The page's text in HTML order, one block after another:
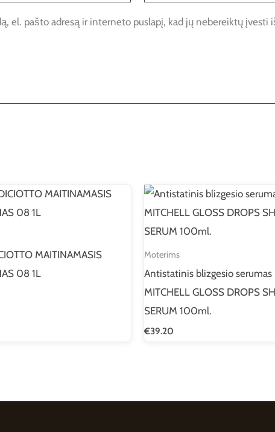
el. pašto adresą ir interneto puslapį, kad jų nebereiktų įvesti
MAITINAMASIS
08 1L
Moterims
Antistatinis blizgesio serumas
MITCHELL GLOSS DROPS
SERUM 100ml.
€39.20